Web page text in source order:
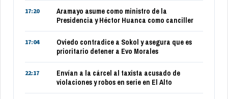
17:20
Aramayo asume como ministro de la
Presidencia y Héctor Huanca como canciller
17:04
Oviedo contradice a Sokol y asegura que es
prioritario detener a Evo Morales
22:17
Envían a la cárcel al taxista acusado de
violaciones y robos en serie en El Alto